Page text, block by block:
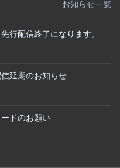
お知らせ一覧
行配信終了になります。
延期のお知らせ
ドのお願い